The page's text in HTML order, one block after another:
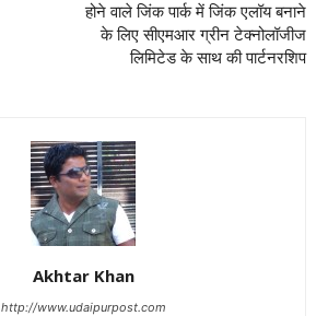
होने वाले जिंक पार्क में जिंक एलॉय बनाने
के लिए सीएमआर ग्रीन टेक्नोलॉजीज
लिमिटेड के साथ की पार्टनरशिप
Akhtar Khan
http://www.udaipurpost.com